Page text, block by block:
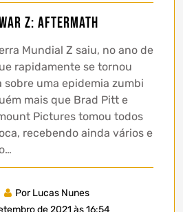
Z: Aftermath
Mundial Z saiu, no ano de
rapidamente se tornou
sobre uma epidemia zumbi
mais que Brad Pitt e
Pictures tomou todos
recebendo ainda vários e
Por Lucas Nunes